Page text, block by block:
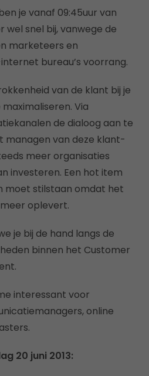
je vanaf 09:45uur van
wel snel bij, vanwege de
marketeers en
bureau’s voorrang.
van de klant bij je
Via
de dialoog aan te
managen van deze klant-
meer organisaties
investeren. Een hot item
moet stilstaan omdat het
oplevert.
je bij de hand langs de
binnen het Customer
interessant voor
online
20 juni 2013: